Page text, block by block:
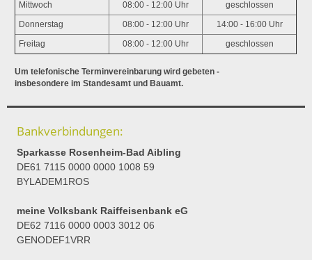
Mittwoch 08:00 - 12:00 Uhr geschlossen
Donnerstag 08:00 - 12:00 Uhr 14:00 - 16:00 Uhr
Freitag 08:00 - 12:00 Uhr geschlossen
Um telefonische Terminvereinbarung wird gebeten -
insbesondere im Standesamt und Bauamt.
Bankverbindungen:
Sparkasse Rosenheim-Bad Aibling
DE61 7115 0000 0000 1008 59
BYLADEM1ROS
meine Volksbank Raiffeisenbank eG
DE62 7116 0000 0003 3012 06
GENODEF1VRR